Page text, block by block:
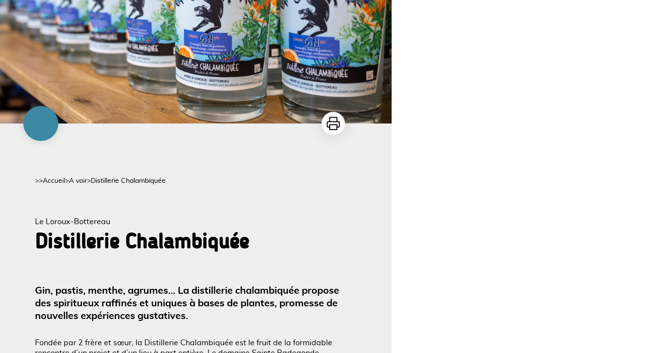
Imprimer
>>Accueil >A voir>Distillerie Chalambiquée
Le Loroux-Bottereau
Distillerie Chalambiquée
Gin, pastis, menthe, agrumes… La distillerie chalambiquée propose
des spiritueux raffinés et uniques à bases de plantes, promesse de
nouvelles expériences gustatives.
Fondée par 2 frère et sœur, la Distillerie Chalambiquée est le fruit de la formidable